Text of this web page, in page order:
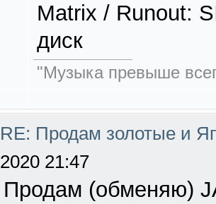
Matrix / Runout:
диск
"Музыка превыше
RE: Продам золотые и
2020 21:47
Продам (обменяю)